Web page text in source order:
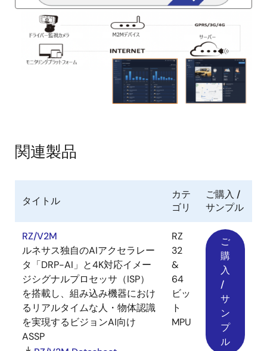
関連製品
タイトル
カテ
ゴリ
ご購入 /
サンプル
RZ/V2M
ルネサス独自のAIアクセラレー
タ「DRP-AI」と4K対応イメー
ジシグナルプロセッサ（ISP）
を搭載し、組み込み機器におけ
るリアルタイムな人・物体認識
を実現するビジョンAI向け
ASSP
RZ
32
&
64
ビッ
ト
MPU
ご
購
入
/
サ
ン
プ
ル